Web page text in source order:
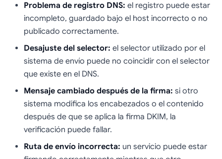
Problema de registro DNS: el registro puede estar
incompleto, guardado bajo el host incorrecto o no
publicado correctamente.
Desajuste del selector: el selector utilizado por el
sistema de envío puede no coincidir con el selector
que existe en el DNS.
Mensaje cambiado después de la firma: si otro
sistema modifica los encabezados o el contenido
después de que se aplica la firma DKIM, la
verificación puede fallar.
Ruta de envío incorrecta: un servicio puede estar